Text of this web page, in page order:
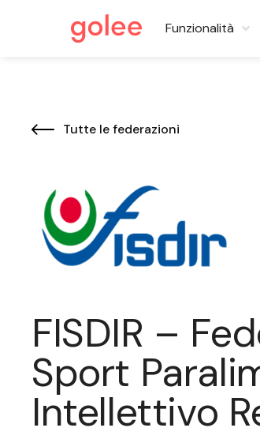
Funzionalità
Tutte le federazioni
FISDIR –
Sport
Intellettivo